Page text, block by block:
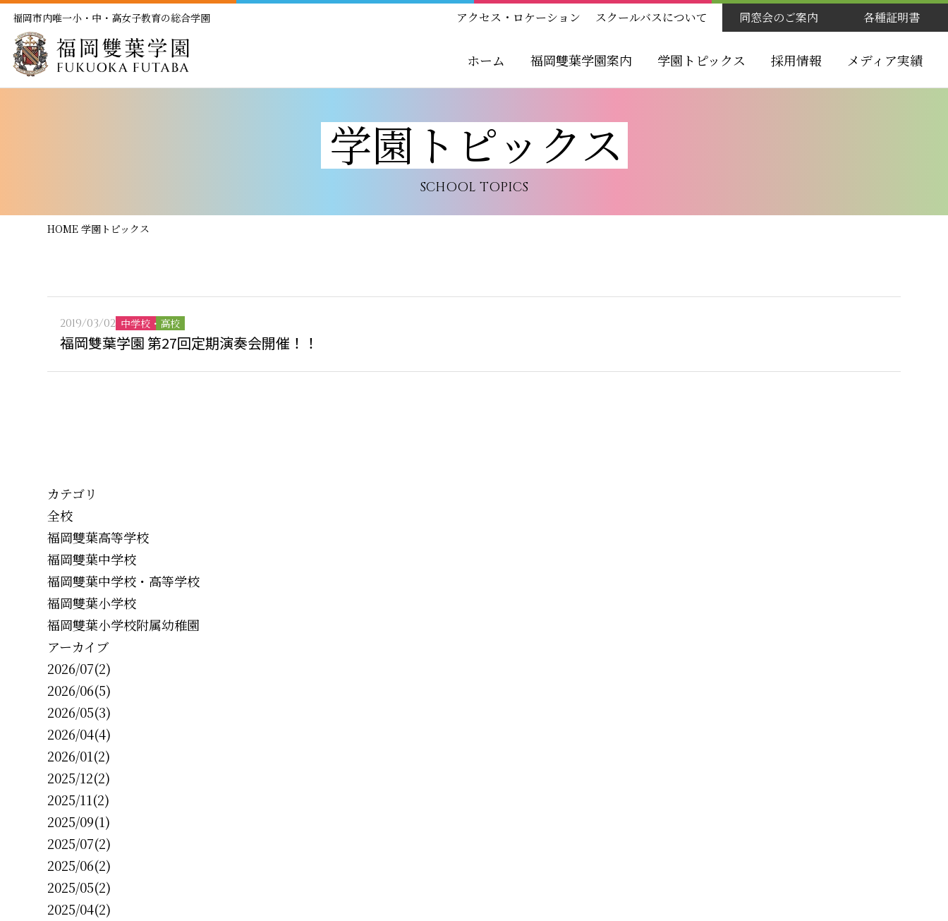
福岡市内唯一小・中・高女子教育の総合学園 アクセス・ロケーション スクールバスについて 同窓会のご案内 各種証明書
ホーム 福岡雙葉学園案内 学園トピックス 採用情報 メディア実績
学園トピックス
SCHOOL TOPICS
HOME 学園トピックス
2019/03/02 中学校・高校
福岡雙葉学園 第27回定期演奏会開催！！
カテゴリ
全校
福岡雙葉高等学校
福岡雙葉中学校
福岡雙葉中学校・高等学校
福岡雙葉小学校
福岡雙葉小学校附属幼稚園
アーカイブ
2026/07(2)
2026/06(5)
2026/05(3)
2026/04(4)
2026/01(2)
2025/12(2)
2025/11(2)
2025/09(1)
2025/07(2)
2025/06(2)
2025/05(2)
2025/04(2)